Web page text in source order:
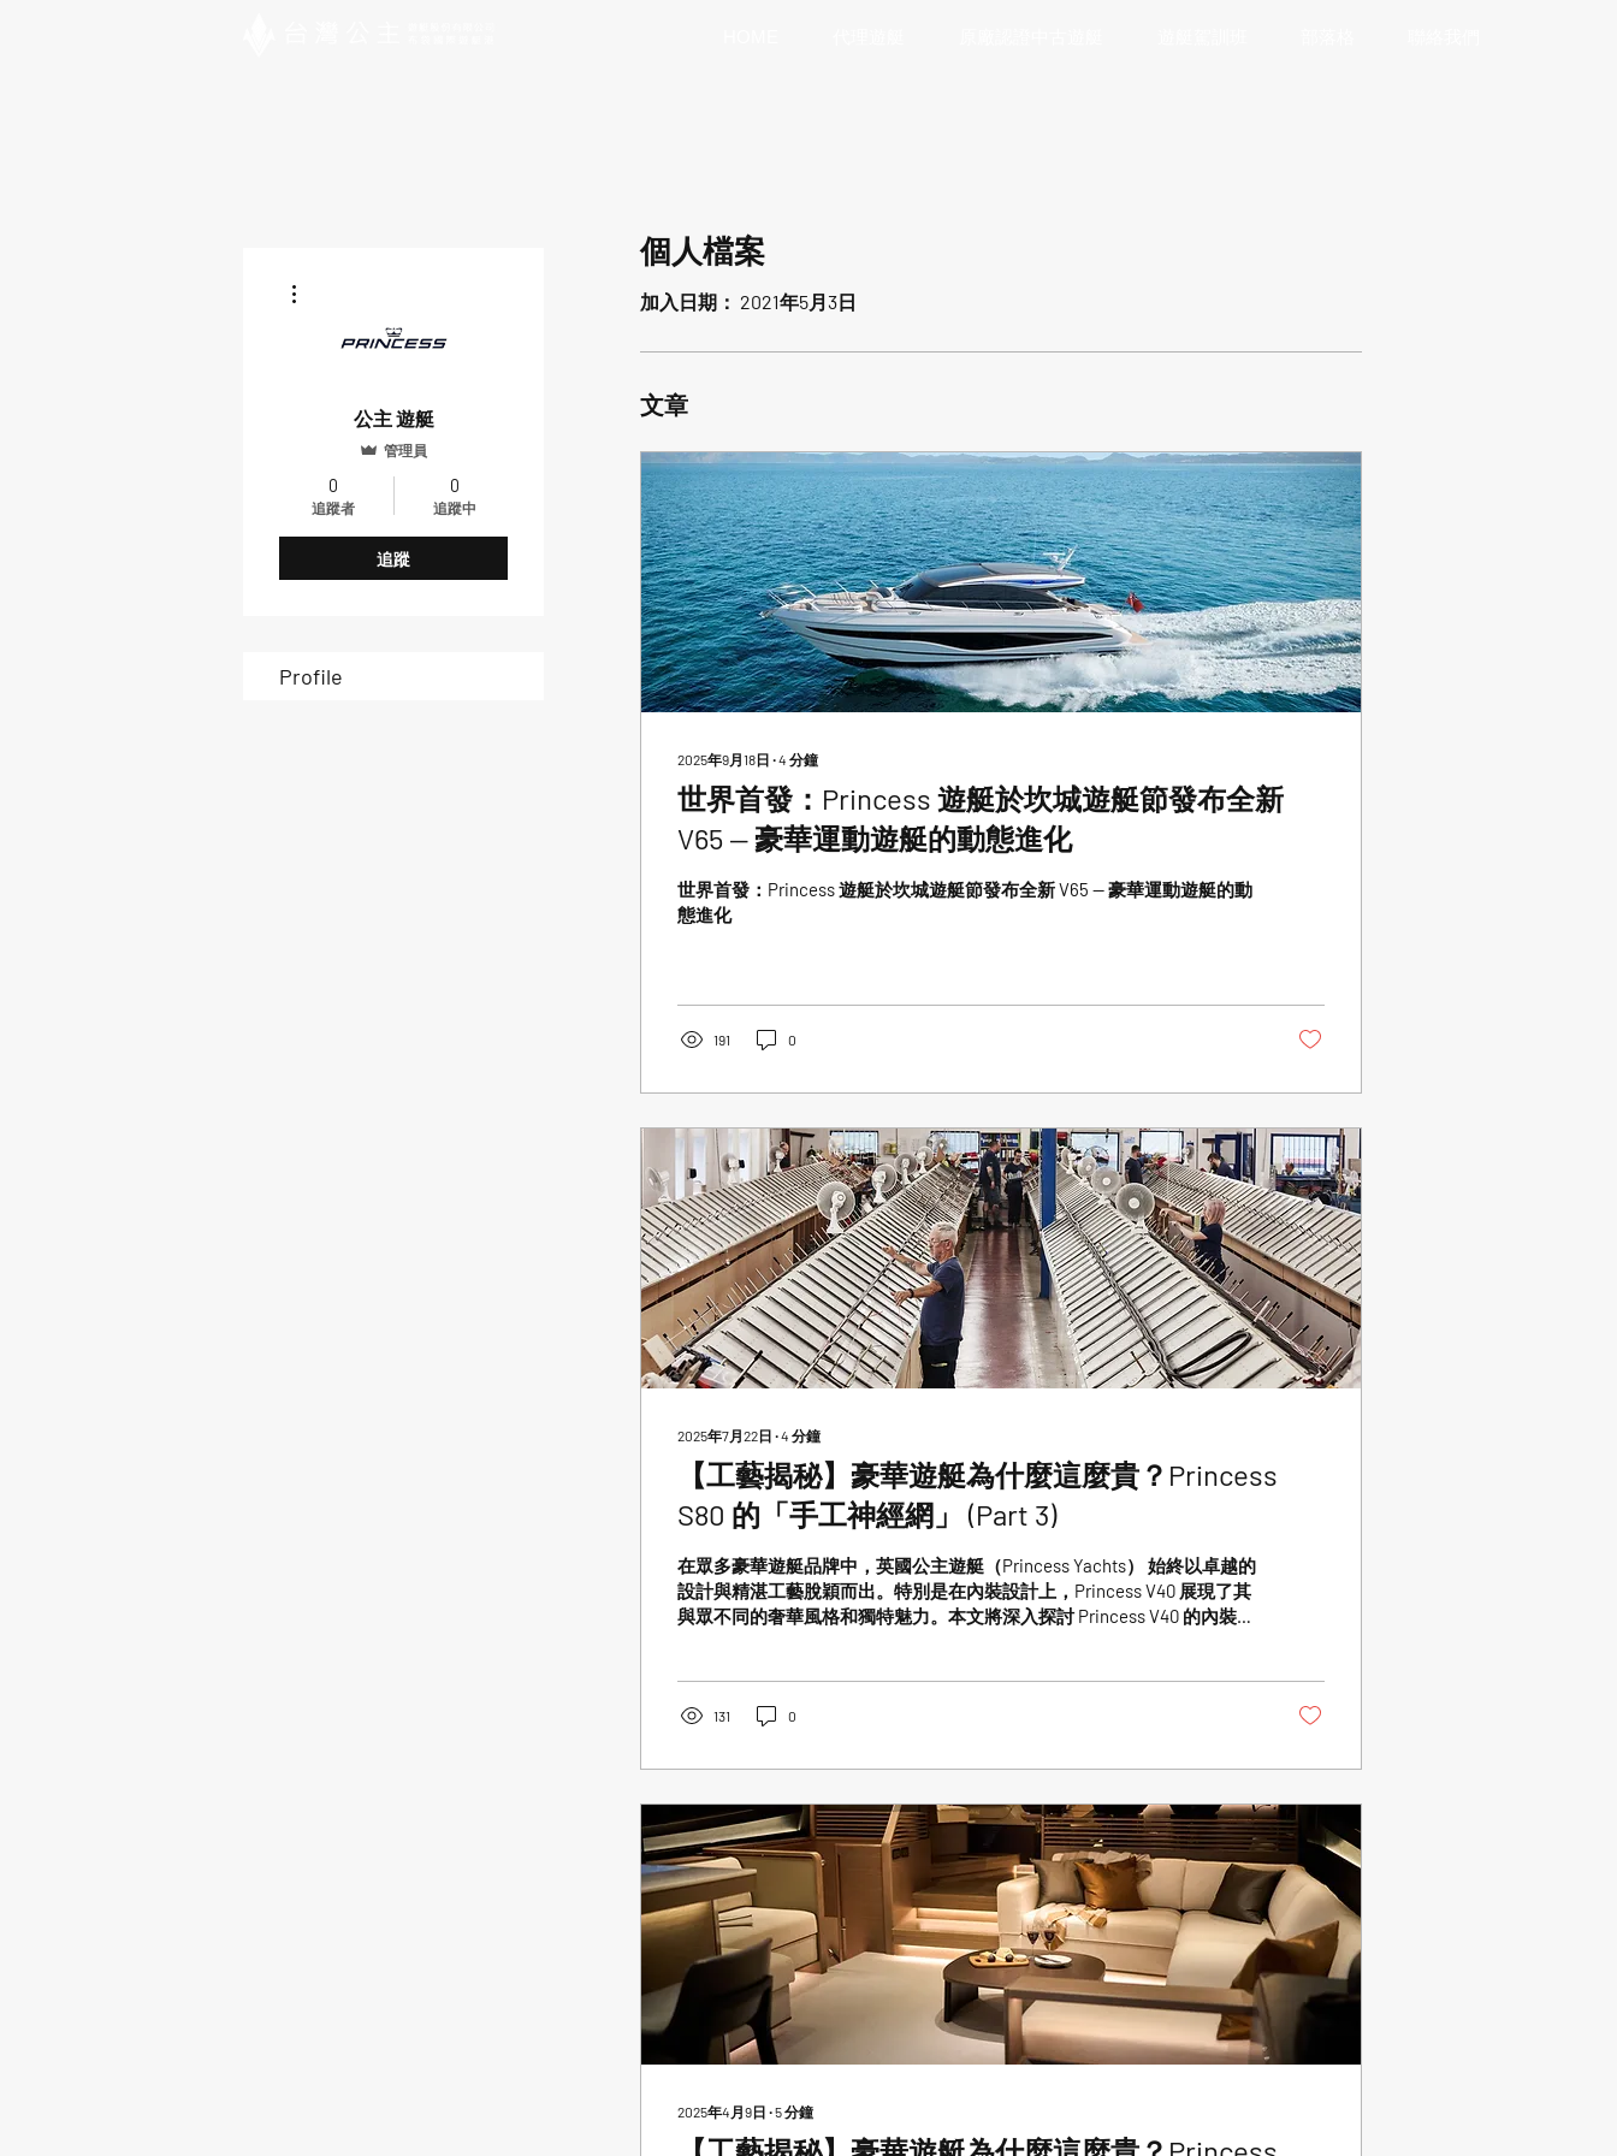
個人檔案
加入日期： 2021年5月3日
文章
2025年9月18日 ∙4 分鐘
世界首發：Princess 遊艇於坎城遊艇節發布全新
V65 — 豪華運動遊艇的動態進化
世界首發：Princess 遊艇於坎城遊艇節發布全新 V65 — 豪華運動遊艇的動
態進化
191 0
2025年7月22日 ∙4 分鐘
【工藝揭秘】豪華遊艇為什麼這麼貴？Princess
S80 的「手工神經網」 (Part 3)
在眾多豪華遊艇品牌中，英國公主遊艇（Princess Yachts） 始終以卓越的
設計與精湛工藝脫穎而出。特別是在內裝設計上，Princess V40 展現了其
與眾不同的奢華風格和獨特魅力。本文將深入探討 Princess V40 的內裝設
131 0
2025年4月9日 ∙5分鐘
公主 遊艇
管理員
0
追蹤者
0
追蹤中
追蹤
Profile